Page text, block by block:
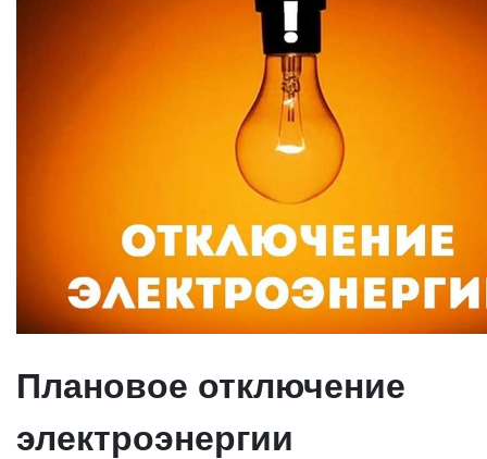
Плановое отключение
электроэнергии